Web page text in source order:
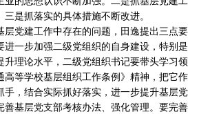
是抓落实的具体措施不断改进。
层党建工作中存在的问题，田逸提出三点要
进一步加强二级党组织的自身建设，特别是
升理论水平，二级党组织书记要带头学习领
高等学校基层组织工作条例》精神，把它作
手，结合实际抓好落实，进一步提升基层党
善基层党支部考核办法、强化管理。要完善